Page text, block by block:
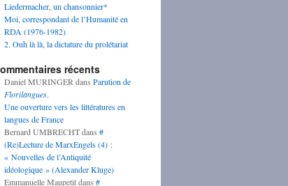
Liedermacher, un chansonnier*
Moi, correspondant de l’Humanité en
RDA (1976-1982)
2. Ouh là là, la dictature du prolétariat
récents
Daniel MURINGER dans Parution de
Florilangues.
Une ouverture vers les littératures en
langues de France
Bernard UMBRECHTdans #
(Re)Lecture de MarxEngels (4) :
« Nouvelles de l’Antiquité
idéologique » (Alexander Kluge)
Emmanuelle Maupetitdans #